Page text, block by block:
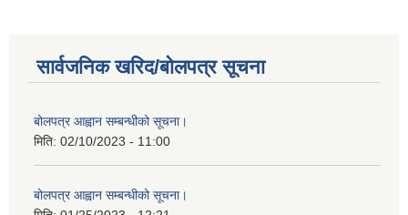
सार्वजनिक खरिद/बोलपत्र सूचना
बोलपत्र आह्वान सम्बन्धीको सूचना।
मिति: 02/10/2023 - 11:00
बोलपत्र आह्वान सम्बन्धीको सूचना।